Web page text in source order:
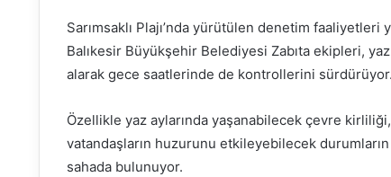
Sarımsaklı Plajı’nda yürütülen denetim faaliyetleri
Balıkesir Büyükşehir Belediyesi Zabıta ekipleri,
alarak gece saatlerinde de kontrollerini sürdürüyor.
Özellikle yaz aylarında yaşanabilecek çevre kirliliği,
vatandaşların huzurunu etkileyebilecek
sahada bulunuyor.